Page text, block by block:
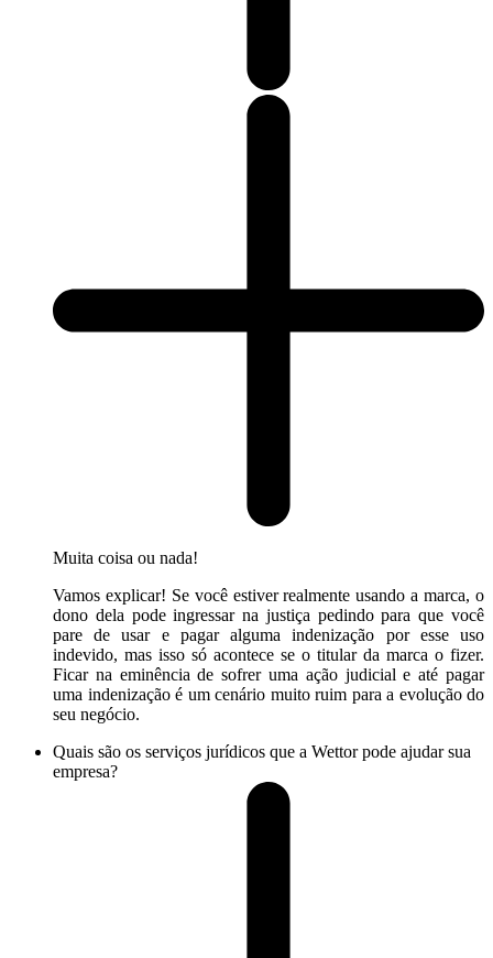
Muita coisa ou nada!
Vamos explicar! Se você estiver realmente usando a marca, o
dono dela pode ingressar na justiça pedindo para que você
pare de usar e pagar alguma indenização por esse uso
indevido, mas isso só acontece se o titular da marca o fizer.
Ficar na eminência de sofrer uma ação judicial e até pagar
uma indenização é um cenário muito ruim para a evolução do
seu negócio.
Quais são os serviços jurídicos que a Wettor pode ajudar sua
empresa?